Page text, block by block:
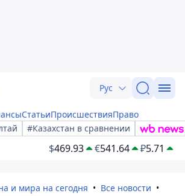
Рус
СтатьиПроисшествияПраво
#Казахстан в сравнении
$469.93 €541.64 ₽5.71
и мира на сегодня
Все новости